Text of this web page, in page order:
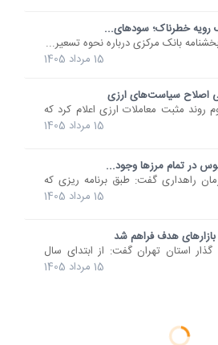
خطرناک؛ سودهای...
بانک مرکزی درباره نحوه تسعیر...
15 مرداد 1405
اصلاح سیاست‌های ارزی
روند مثبت معاملات ارزی اعلام کرد که
15 مرداد 1405
در تمام مرزها وجود...
راهداری گفت: طبق برنامه ریزی که
15 مرداد 1405
هدف فراهم شد
استان تهران گفت: از ابتدای سال
15 مرداد 1405